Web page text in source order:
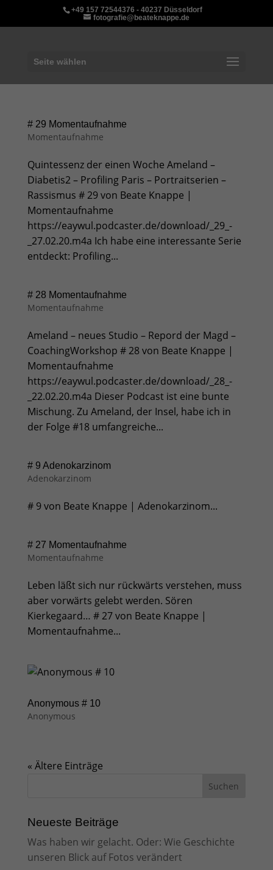
+49 157 72544376 - 40237 Düsseldorf
fotografie@beateknappe.de
Seite wählen
# 29 Momentaufnahme
Momentaufnahme
Quintessenz der einen Woche Ameland –
Diabetis2 – Profiling Paris – Portraitserien –
Rassismus # 29 von Beate Knappe |
Momentaufnahme
https://eaywul.podcaster.de/download/_29_-
_27.02.20.m4a Ich habe eine interessante Serie
entdeckt: Profiling...
# 28 Momentaufnahme
Momentaufnahme
Ameland – neues Studio – Repord der Magd –
CoachingWorkshop # 28 von Beate Knappe |
Momentaufnahme
https://eaywul.podcaster.de/download/_28_-
_22.02.20.m4a Dieser Podcast ist eine bunte
Mischung. Zu Ameland, der Insel, habe ich in
der Folge #18 umfangreiche...
# 9 Adenokarzinom
Adenokarzinom
# 9 von Beate Knappe | Adenokarzinom...
# 27 Momentaufnahme
Momentaufnahme
Leben läßt sich nur rückwärts verstehen, muss
aber vorwärts gelebt werden. Sören
Kierkegaard… # 27 von Beate Knappe |
Momentaufnahme...
Anonymous # 10
Anonymous
« Ältere Einträge
Neueste Beiträge
Was haben wir gelacht. Oder: Wie Geschichte
unseren Blick auf Fotos verändert